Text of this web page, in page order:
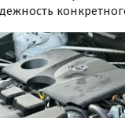
его срок
зависит от
и условий
Тем не
составил